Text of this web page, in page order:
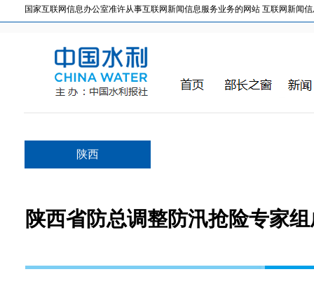
国家互联网信息办公室准许从事互联网新闻信息服务业务的网站 互联网新闻信
陕西
陕西省防总调整防汛抢险专家